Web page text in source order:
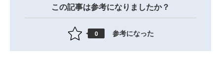
この記事は参考になりましたか？
0 参考になった